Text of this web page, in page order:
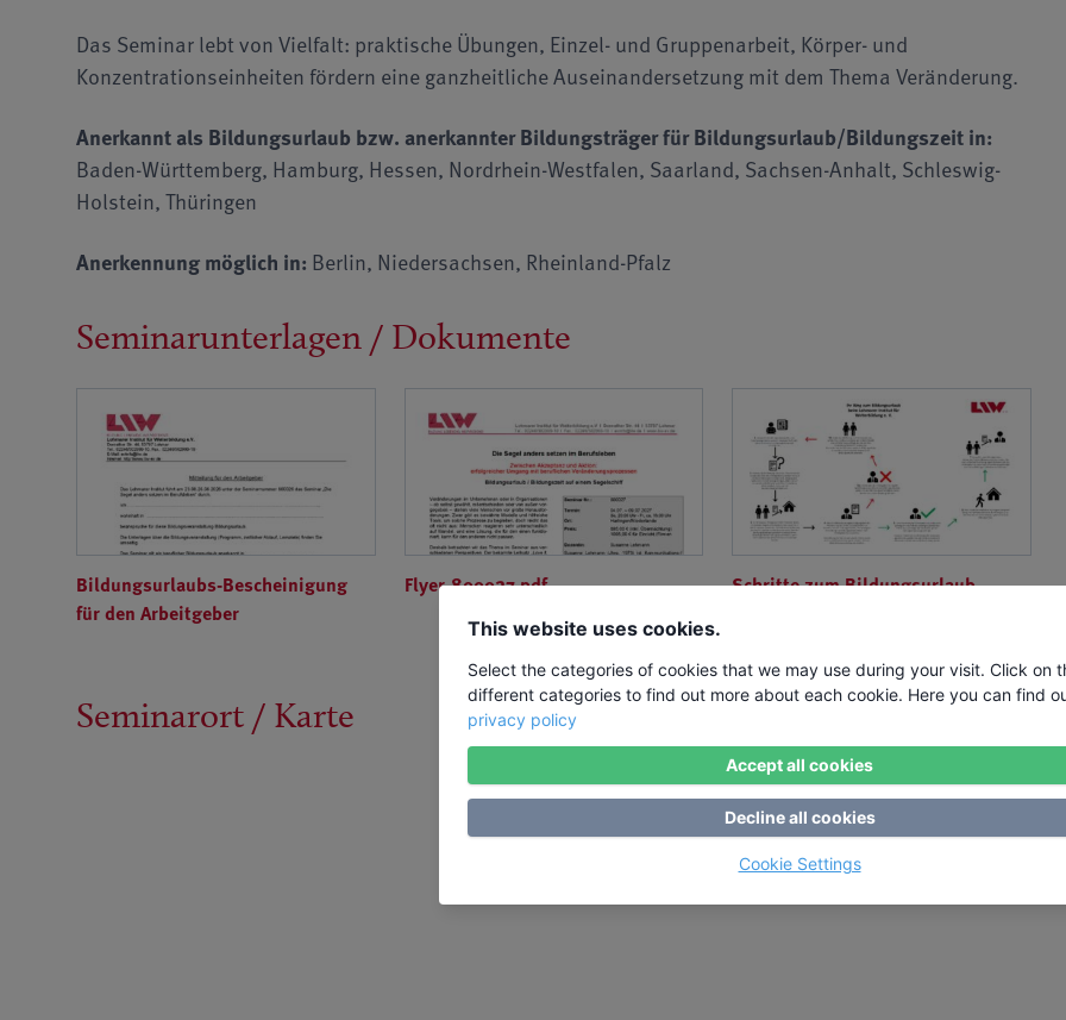
Das Seminar lebt von Vielfalt: praktische Übungen, Einzel- und Gruppenarbeit, Körper- und
Konzentrationseinheiten fördern eine ganzheitliche Auseinandersetzung mit dem Thema Veränderung.
Anerkannt als Bildungsurlaub bzw. anerkannter Bildungsträger für Bildungsurlaub/Bildungszeit in:
Baden-Württemberg, Hamburg, Hessen, Nordrhein-Westfalen, Saarland, Sachsen-Anhalt, Schleswig-
Holstein, Thüringen
Anerkennung möglich in: Berlin, Niedersachsen, Rheinland-Pfalz
Seminarunterlagen / Dokumente
Bildungsurlaubs-Bescheinigung
für den Arbeitgeber
Flyer-800027.pdf Schritte zum Bildungsurlaub
Seminarort / Karte
This website uses cookies.
Select the categories of cookies that we may use during your visit. Click on
different categories to find out more about each cookie. Here you can find
privacy policy
Accept all cookies
Decline all cookies
Cookie Settings